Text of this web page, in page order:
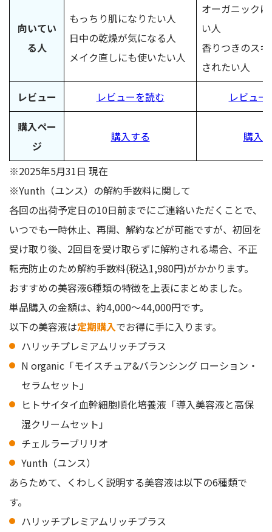
向いてい
る人
もっちり肌になりたい人
日中の乾燥が気になる人
メイク直しにも使いたい人
オーガニック
い人
香りつきのス
されたい人
レビュー レビューを読む レビュー
購入ペー
ジ
購入する 購入
※2025年5月31日 現在
※Yunth（ユンス）の解約手数料に関して
各回の出荷予定日の10日前までにご連絡いただくことで、
いつでも一時休止、再開、解約などが可能ですが、初回を
受け取り後、2回目を受け取らずに解約される場合、不正
転売防止のため解約手数料(税込1,980円)がかかります。
おすすめの美容液6種類の特徴を上表にまとめました。
単品購入の金額は、約4,000〜44,000円です。
以下の美容液は定期購入でお得に手に入ります。
ハリッチプレミアムリッチプラス
N organic「モイスチュア&バランシング ローション・
セラムセット」
ヒトサイタイ血幹細胞順化培養液「導入美容液と高保
湿クリームセット」
チェルラーブリリオ
Yunth（ユンス）
あらためて、くわしく説明する美容液は以下の6種類で
す。
ハリッチプレミアムリッチプラス